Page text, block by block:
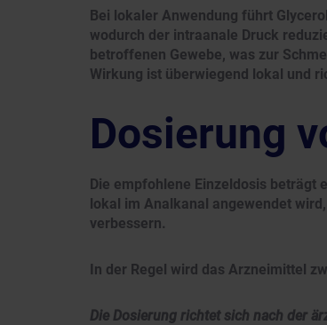
Bei lokaler Anwendung führt
wodurch der intraanale Druck
betroffenen Gewebe, was zur
Wirkung ist überwiegend lokal und
Dosierung
Die empfohlene Einzeldosis beträgt
lokal im Analkanal angewendet
verbessern.
In der Regel wird das Arzneimittel
Die Dosierung richtet sich nach der